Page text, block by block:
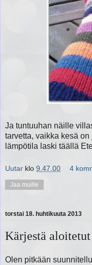
Ja tuntuuhan näille
tarvetta, vaikka kesä
lämpötila laski täällä
Uutar klo 9.47.00 4
Jaa muille
torstai 18. huhtikuuta 2013
Kärjestä
Olen pitkään